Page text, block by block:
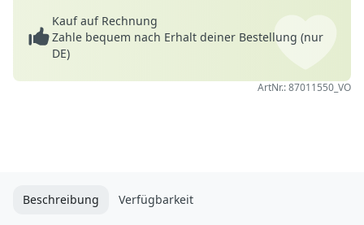
Kauf auf Rechnung
Zahle bequem nach Erhalt deiner Bestellung (nur
DE)
ArtNr.: 87011550_VO
Beschreibung Verfügbarkeit